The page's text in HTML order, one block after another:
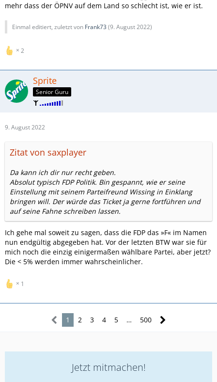
mehr dass der ÖPNV auf dem Land so schlecht ist, wie er ist.
Einmal editiert, zuletzt von Frank73 (9. August 2022)
2
Sprite
Senior Guru
9. August 2022
Zitat von saxplayer
Da kann ich dir nur recht geben.
Absolut typisch FDP Politik. Bin gespannt, wie er seine
Einstellung mit seinem Parteifreund Wissing in Einklang
bringen will. Der würde das Ticket ja gerne fortführen und
auf seine Fahne schreiben lassen.
Ich gehe mal soweit zu sagen, dass die FDP das »F« im Namen
nun endgültig abgegeben hat. Vor der letzten BTW war sie für
mich noch die einzig einigermaßen wählbare Partei, aber jetzt?
Die < 5% werden immer wahrscheinlicher.
1
1 2 3 4 5 … 500
Jetzt mitmachen!